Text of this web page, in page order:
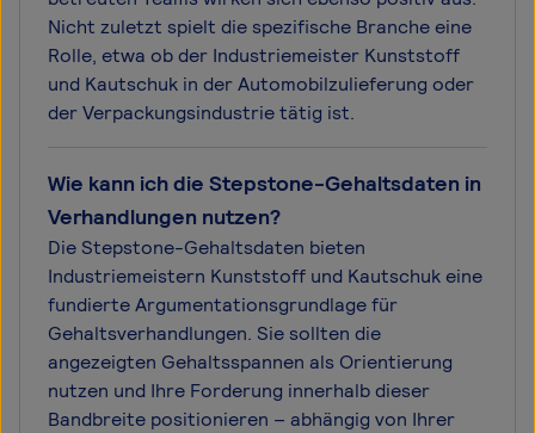
Nicht zuletzt spielt die spezifische Branche eine
Rolle, etwa ob der Industriemeister Kunststoff
und Kautschuk in der Automobilzulieferung oder
der Verpackungsindustrie tätig ist.
Wie kann ich die Stepstone-Gehaltsdaten in
Verhandlungen nutzen?
Die Stepstone-Gehaltsdaten bieten
Industriemeistern Kunststoff und Kautschuk eine
fundierte Argumentationsgrundlage für
Gehaltsverhandlungen. Sie sollten die
angezeigten Gehaltsspannen als Orientierung
nutzen und Ihre Forderung innerhalb dieser
Bandbreite positionieren – abhängig von Ihrer